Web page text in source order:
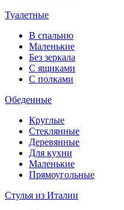
Туалетные
В спальню
Маленькие
Без зеркала
С ящиками
С полками
Обеденные
Круглые
Стеклянные
Деревянные
Для кухни
Маленькие
Прямоугольные
Стулья из Италии